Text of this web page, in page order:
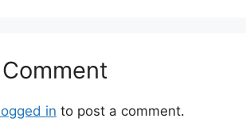
in to post a comment.